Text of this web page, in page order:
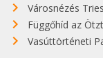
Városnézés
Függőhíd az
Vasúttörténeti